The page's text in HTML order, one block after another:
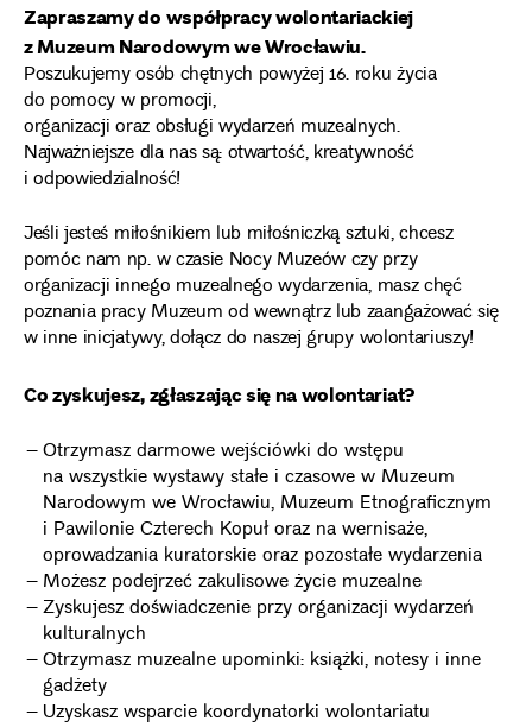
Zapraszamy do współpracy wolontariackiej
z Muzeum Narodowym we Wrocławiu.
Poszukujemy osób chętnych powyżej 16. roku życia
do pomocy w promocji,
organizacji oraz obsługi wydarzeń muzealnych.
Najważniejsze dla nas są: otwartość, kreatywność
i odpowiedzialność!
Jeśli jesteś miłośnikiem lub miłośniczką sztuki, chcesz
pomóc nam np. w czasie Nocy Muzeów czy przy
organizacji innego muzealnego wydarzenia, masz chęć
poznania pracy Muzeum od wewnątrz lub zaangażować się
w inne inicjatywy, dołącz do naszej grupy wolontariuszy!
Co zyskujesz, zgłaszając się na wolontariat?
Otrzymasz darmowe wejściówki do wstępu
na wszystkie wystawy stałe i czasowe w Muzeum
Narodowym we Wrocławiu, Muzeum Etnograficznym
i Pawilonie Czterech Kopuł oraz na wernisaże,
oprowadzania kuratorskie oraz pozostałe wydarzenia
Możesz podejrzeć zakulisowe życie muzealne
Zyskujesz doświadczenie przy organizacji wydarzeń
kulturalnych
Otrzymasz muzealne upominki: książki, notesy i inne
gadżety
Uzyskasz wsparcie koordynatorki wolontariatu